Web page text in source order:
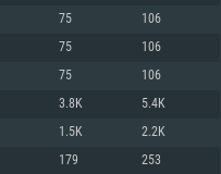
REQUISE
75 106
75 106
75 106
3.8K 5.4K
1.5K 2.2K
179 253